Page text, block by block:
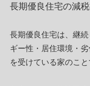
長期優良住宅の減
長期優良住宅は、継
ギー性・居住環境・
を受けている家のこと